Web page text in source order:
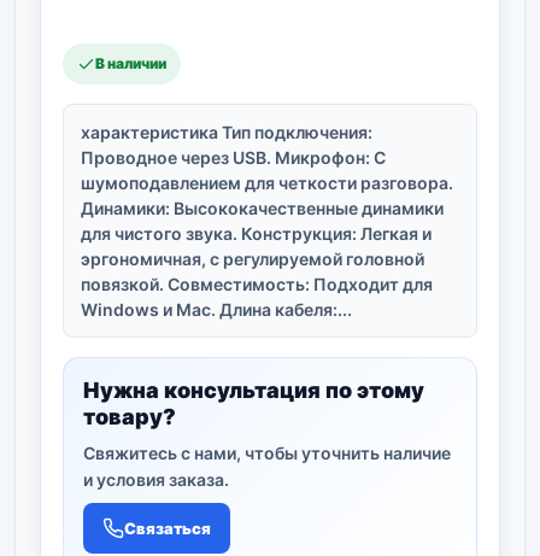
В наличии
характеристика Тип подключения:
Проводное через USB. Микрофон: С
шумоподавлением для четкости разговора.
Динамики: Высококачественные динамики
для чистого звука. Конструкция: Легкая и
эргономичная, с регулируемой головной
повязкой. Совместимость: Подходит для
Windows и Mac. Длина кабеля:...
Нужна консультация по этому
товару?
Свяжитесь с нами, чтобы уточнить наличие
и условия заказа.
Связаться